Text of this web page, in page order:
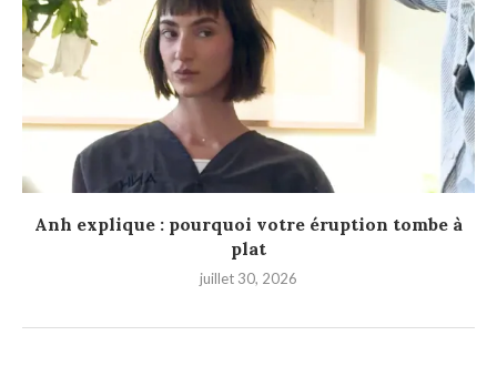
Anh explique : pourquoi votre éruption tombe à
plat
juillet 30, 2026